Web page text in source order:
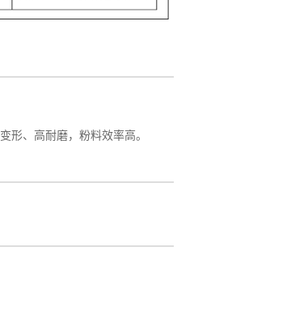
形、高耐磨，粉料效率高。